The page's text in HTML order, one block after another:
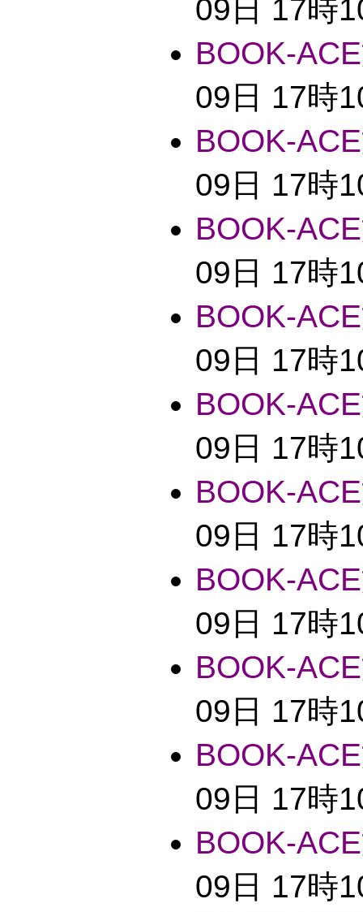
09日 17時
BOOK-
09日 17時
BOOK-
09日 17時
BOOK-
09日 17時
BOOK-
09日 17時
BOOK-
09日 17時
BOOK-
09日 17時
BOOK-
09日 17時
BOOK-
09日 17時
BOOK-
09日 17時
BOOK-
09日 17時